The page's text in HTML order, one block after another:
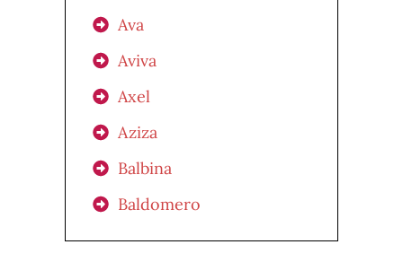
Ava
Aviva
Axel
Aziza
Balbina
Baldomero